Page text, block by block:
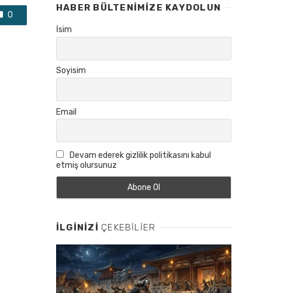
0
HABER BÜLTENIMIZE KAYDOLUN
İsim
Soyisim
Email
Devam ederek gizlilik politikasını kabul
etmiş olursunuz
İLGINIZI ÇEKEBILIER